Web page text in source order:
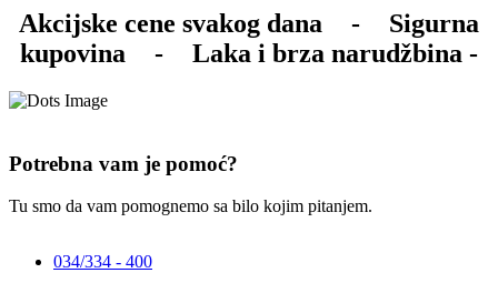
Akcijske cene svakog dana -
Sigurna
kupovina
- Laka i brza narudžbina -
Potrebna vam je pomoć?
Tu smo da vam pomognemo sa bilo kojim pitanjem.
034/334 - 400